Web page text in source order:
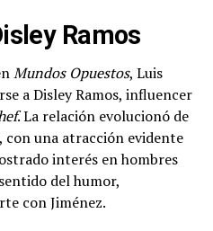
Ramos
Mundos Opuestos, Luis
a Disley Ramos, influencer
. La relación evolucionó de
con una atracción evidente
interés en hombres
del humor,
con Jiménez.